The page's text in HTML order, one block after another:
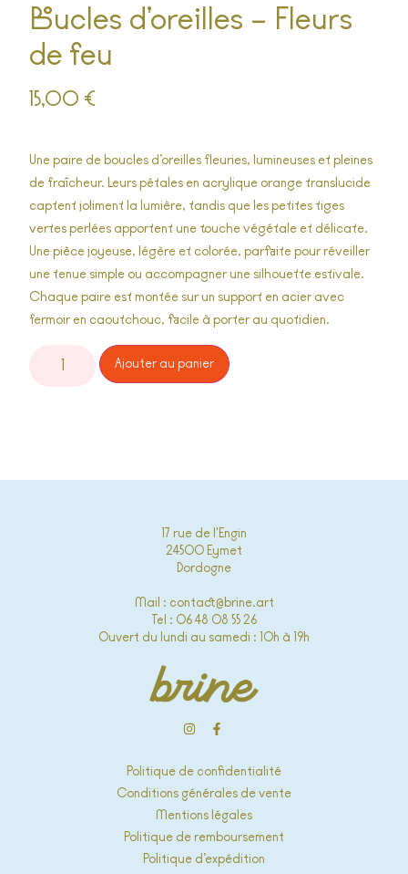
Boucles d’oreilles – Fleurs
de feu
15,00 €
Une paire de boucles d’oreilles fleuries, lumineuses et pleines
de fraîcheur. Leurs pétales en acrylique orange translucide
captent joliment la lumière, tandis que les petites tiges
vertes perlées apportent une touche végétale et délicate.
Une pièce joyeuse, légère et colorée, parfaite pour réveiller
une tenue simple ou accompagner une silhouette estivale.
Chaque paire est montée sur un support en acier avec
fermoir en caoutchouc, facile à porter au quotidien.
Ajouter au panier
17 rue de l'Engin
24500 Eymet
Dordogne
Mail : contact@brine.art
Tel : 06 48 08 55 26
Ouvert du lundi au samedi : 10h à 19h
Politique de confidentialité
Conditions générales de vente
Mentions légales
Politique de remboursement
Politique d’expédition